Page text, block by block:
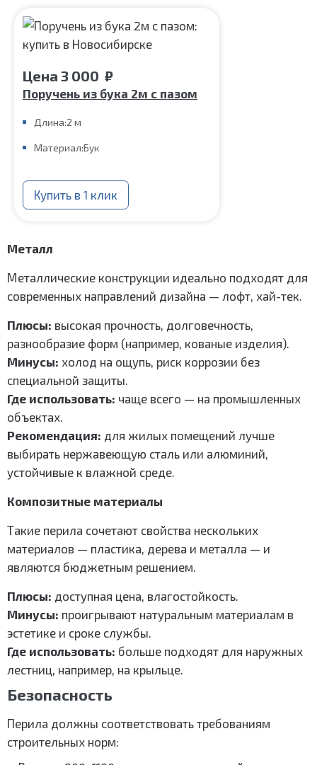
Цена 3 000 ₽
Поручень из бука 2м с пазом
Длина:2 м
Материал:Бук
Купить в 1 клик
Металл
Металлические конструкции идеально подходят для
современных направлений дизайна — лофт, хай-тек.
Плюсы: высокая прочность, долговечность,
разнообразие форм (например, кованые изделия).
Минусы: холод на ощупь, риск коррозии без
специальной защиты.
Где использовать: чаще всего — на промышленных
объектах.
Рекомендация: для жилых помещений лучше
выбирать нержавеющую сталь или алюминий,
устойчивые к влажной среде.
Композитные материалы
Такие перила сочетают свойства нескольких
материалов — пластика, дерева и металла — и
являются бюджетным решением.
Плюсы: доступная цена, влагостойкость.
Минусы: проигрывают натуральным материалам в
эстетике и сроке службы.
Где использовать: больше подходят для наружных
лестниц, например, на крыльце.
Безопасность
Перила должны соответствовать требованиям
строительных норм: